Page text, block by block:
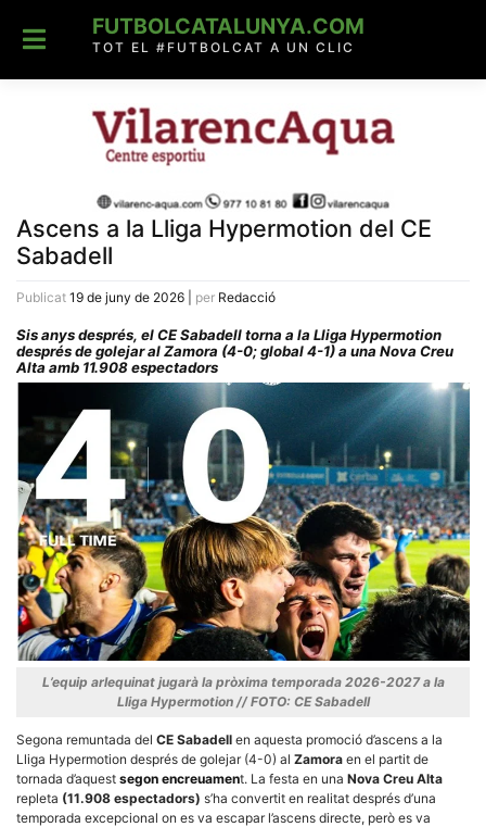
content
FUTBOLCATALUNYA.COM
TOT EL #FUTBOLCAT A UN CLIC
Ascens a la Lliga Hypermotion del CE
Sabadell
Publicat 19 de juny de 2026 per Redacció
Sis anys després, el CE Sabadell torna a la Lliga Hypermotion
després de golejar al Zamora (4-0; global 4-1) a una Nova Creu
Alta amb 11.908 espectadors
L’equip arlequinat jugarà la pròxima temporada 2026-2027 a la
Lliga Hypermotion // FOTO: CE Sabadell
Segona remuntada del CE Sabadell en aquesta promoció d’ascens a la
Lliga Hypermotion després de golejar (4-0) al Zamora en el partit de
tornada d’aquest segon encreuament. La festa en una Nova Creu Alta
repleta (11.908 espectadors) s’ha convertit en realitat després d’una
temporada excepcional on es va escapar l’ascens directe, però es va
Necessàries
Aquestes
cookies no
opcionals,
són
funcionament
tècnic de la
web.